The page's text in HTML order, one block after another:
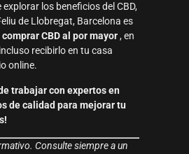
los beneficios del CBD,
de Llobregat, Barcelona es
comprar CBD al por mayor, en
recibirlo en tu casa
online.
trabajar con expertos en
de calidad para mejorar tu
Consulte siempre a un